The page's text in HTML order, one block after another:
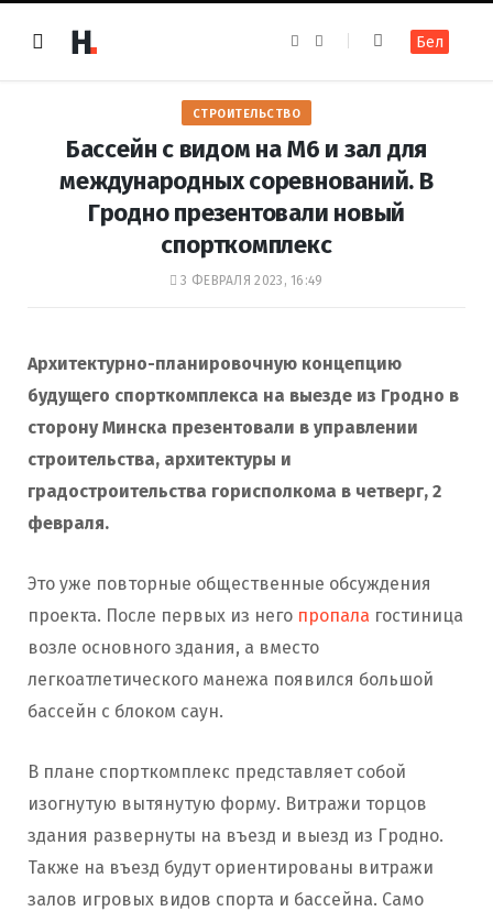
e
b
o
o
k
t
a
m
Бел
СТРОИТЕЛЬСТВО
Бассейн с видом на М6 и зал для
международных соревнований. В
Гродно презентовали новый
спорткомплекс
3 ФЕВРАЛЯ 2023, 16:49
Архитектурно-планировочную концепцию
будущего спорткомплекса на выезде из Гродно в
сторону Минска презентовали в управлении
строительства, архитектуры и
градостроительства горисполкома в четверг, 2
февраля.
Это уже повторные общественные обсуждения
проекта. После первых из него пропала гостиница
возле основного здания, а вместо
легкоатлетического манежа появился большой
бассейн с блоком саун.
В плане спорткомплекс представляет собой
изогнутую вытянутую форму. Витражи торцов
здания развернуты на въезд и выезд из Гродно.
Также на въезд будут ориентированы витражи
залов игровых видов спорта и бассейна. Само